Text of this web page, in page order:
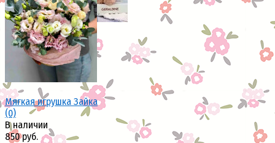
Мягкая игрушка Зайка
(0)
В наличии
850 руб.
избранное сравнить